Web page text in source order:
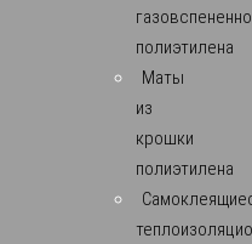
полиэтилена
Маты
из
крошки
полиэтилена